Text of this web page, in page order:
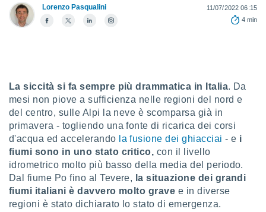
Web
simili,
di
ACCETTA
CONTINUA
IMPOSTAZIONI
Lorenzo Pasqualini
11/07/2022 06:15
4 min
La siccità si fa sempre più drammatica in Italia. Da
mesi non piove a sufficienza nelle regioni del nord e
del centro, sulle Alpi la neve è scomparsa già in
primavera - togliendo una fonte di ricarica dei corsi
d'acqua ed accelerando la fusione dei ghiacciai - e i
fiumi sono in uno stato critico, con il livello
idrometrico molto più basso della media del periodo.
Dal fiume Po fino al Tevere, la situazione dei grandi
fiumi italiani è davvero molto grave e in diverse
regioni è stato dichiarato lo stato di emergenza.